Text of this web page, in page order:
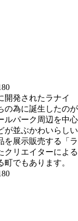
開発されたラナイ
の為に誕生したのが
ルパーク周辺を中心
が並ぶかわいらしい
を展示販売する「ラ
クリエイターによる
でもあります。